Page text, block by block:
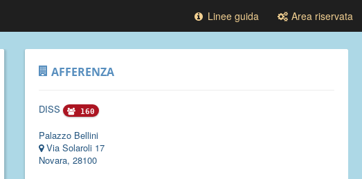
Linee guida Area riservata
AFFERENZA
DISS 160
Palazzo Bellini
Via Solaroli 17
Novara, 28100